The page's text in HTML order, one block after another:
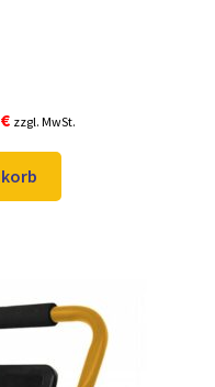
€Aktueller
Preis
ist:
33,97 €.
zzgl. MwSt.